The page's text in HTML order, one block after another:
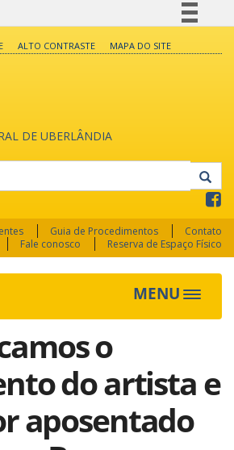
Legislação
Canais
ALTO CONTRASTE MAPA DO SITE
DE UBERLÂNDIA
Guia de Procedimentos
Contato
Fale conosco
Reserva de Espaço Físico
MENU
Toggle
o
do artista e
aposentado